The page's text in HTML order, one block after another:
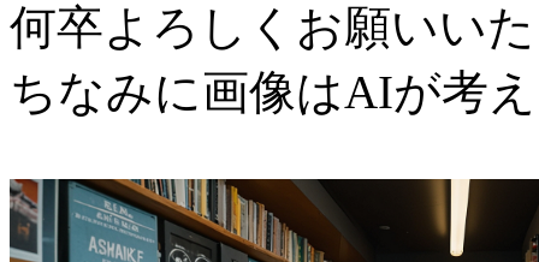
何卒よろしくお願いい
ちなみに画像はAIが考